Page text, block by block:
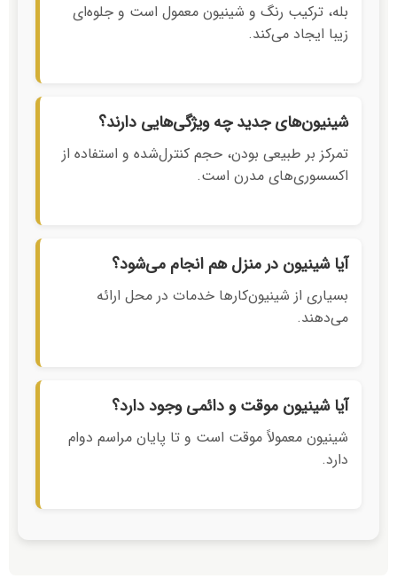
بله، ترکیب رنگ و شینیون معمول است و جلوه‌ای
زیبا ایجاد می‌کند.
شینیون‌های جدید چه ویژگی‌هایی دارند؟
تمرکز بر طبیعی بودن، حجم کنترل‌شده و استفاده از
اکسسوری‌های مدرن است.
آیا شینیون در منزل هم انجام می‌شود؟
بسیاری از شینیون‌کارها خدمات در محل ارائه
می‌دهند.
آیا شینیون موقت و دائمی وجود دارد؟
شینیون معمولاً موقت است و تا پایان مراسم دوام
دارد.